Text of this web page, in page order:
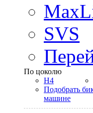
SVS
По цоколю
H4
Подобрать
машине